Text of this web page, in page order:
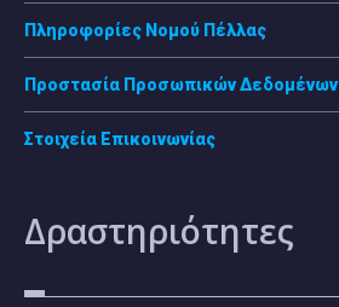
Πληροφορίες Νομού Πέλλας
Προστασία Προσωπικών Δεδομένων
Στοιχεία Επικοινωνίας
Δραστηριότητες